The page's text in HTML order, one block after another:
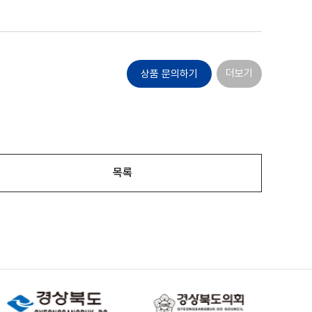
상품 문의하기 더보기
목록